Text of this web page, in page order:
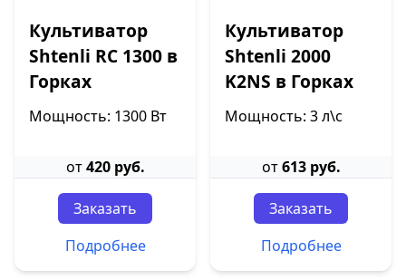
Культиватор
Shtenli RC 1300 в
Горках
Мощность: 1300 Вт
от420 руб.
Заказать
Подробнее
Культиватор
Shtenli 2000
K2NS в Горках
Мощность: 3 л\с
от613 руб.
Заказать
Подробнее